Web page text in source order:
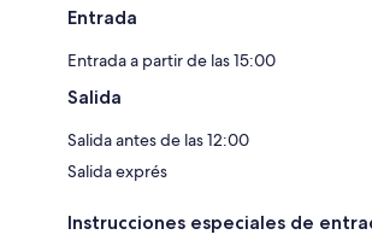
Entrada
Entrada a partir de las 15:00
Salida
Salida antes de las 12:00
Salida exprés
Instrucciones especiales de